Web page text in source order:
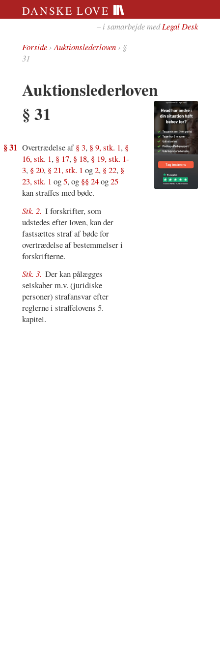
DANSKE LOVE
– i samarbejde medLegal Desk
Forside›Auktionslederloven› §
31
Auktionslederloven
§ 31
§ 31 Overtrædelse af§ 3, § 9, stk. 1, §
16, stk. 1, § 17, § 18, § 19, stk. 1-
3, § 20, § 21, stk. 1 og2, § 22, §
23, stk. 1 og5, og §§ 24og25
kan straffes med bøde.
Stk. 2. I forskrifter, som
udstedes efter loven, kan der
fastsættes straf af bøde for
overtrædelse af bestemmelser i
forskrifterne.
Stk. 3. Der kan pålægges
selskaber m.v. (juridiske
personer) strafansvar efter
reglerne i straffelovens 5.
kapitel.